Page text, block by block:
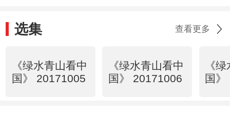
选集 查看更多
《绿水青山看中
国》 20171005
《绿水青山看中
国》 20171006
《
国